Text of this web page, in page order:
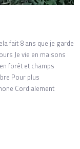
fait 8 ans que je garde
Je vie en maisons
forêt et champs
Pour plus
Cordialement